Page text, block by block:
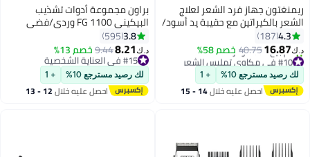
ريمنغتون جهاز فرد الشعر لعلاج
الشعر بالكيراتين مع حقيبة يد أسود/
وردي
4.3
187
د.ك‏16.87
40.75خصم 58% #10 في مكاوي تمليس الشعر
بتخلّص بسرعة
تم بيع +50 مؤخرًا
#10 في مكاوي تمليس الشعر
لك رصيد مسترجع 10% + 1
احصل عليه خلال 14 - 15
براون مجموعة أدوات تشذيب
البيكيني FG 1100 وردي/فضي
وردي / فضي
3.8
595
د.ك‏8.21
9.44خصم 13%
#15 في العناية الشخصية
#15 في العناية الشخصية
لك رصيد مسترجع 10% + 1
احصل عليه خلال 12 - 13